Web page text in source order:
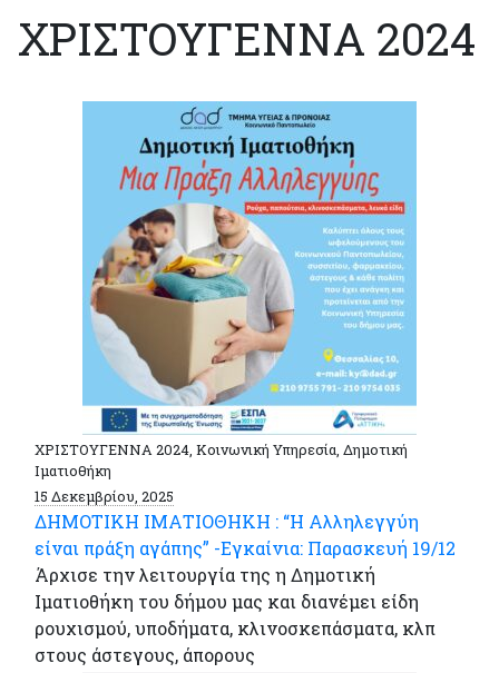
ΧΡΙΣΤΟΥΓΕΝΝΑ 2024
ΧΡΙΣΤΟΥΓΕΝΝΑ 2024, Κοινωνική Υπηρεσία, Δημοτική
Ιματιοθήκη
15 Δεκεμβρίου, 2025
ΔΗΜΟΤΙΚΗ ΙΜΑΤΙΟΘΗΚΗ : “Η Αλληλεγγύη
είναι πράξη αγάπης” -Εγκαίνια: Παρασκευή 19/12
Άρχισε την λειτουργία της η Δημοτική
Ιματιοθήκη του δήμου μας και διανέμει είδη
ρουχισμού, υποδήματα, κλινοσκεπάσματα, κλπ
στους άστεγους, άπορους